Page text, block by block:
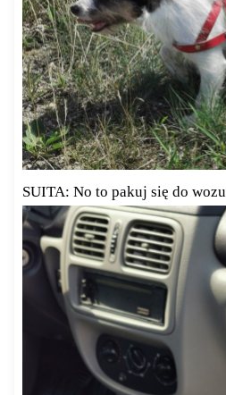
SUITA: No to pakuj się do